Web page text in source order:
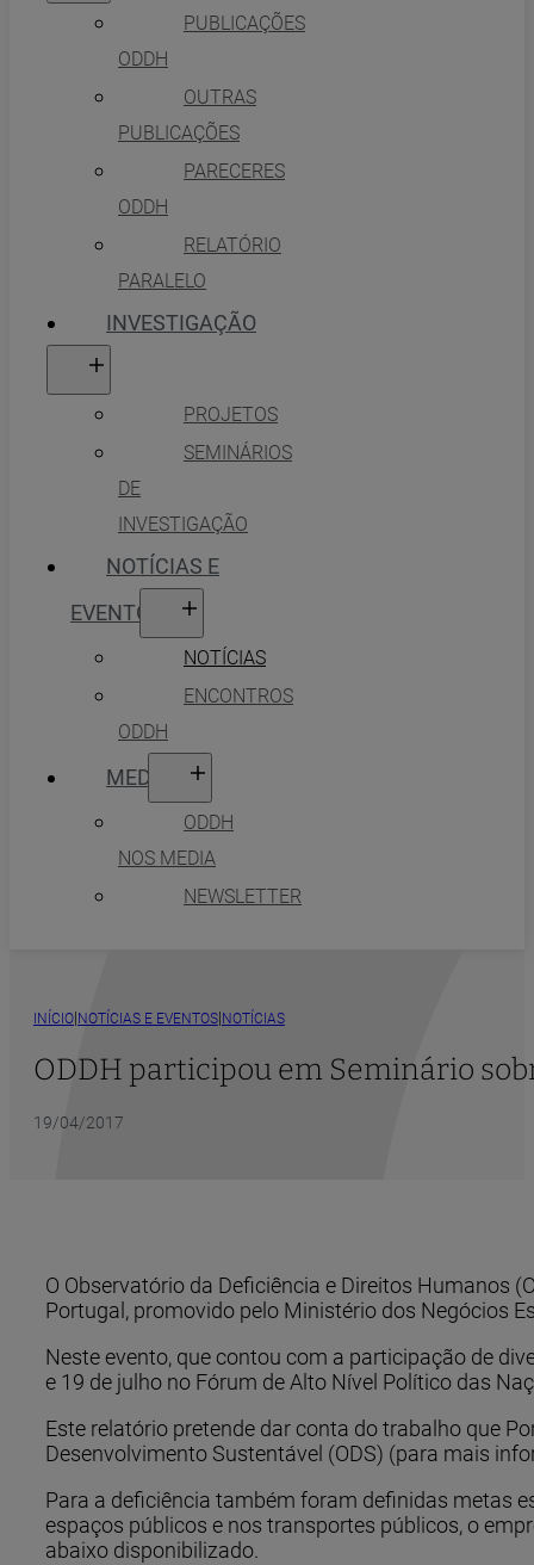
PUBLICAÇÕES
ODDH
OUTRAS
PUBLICAÇÕES
PARECERES
ODDH
RELATÓRIO
PARALELO
INVESTIGAÇÃO
PROJETOS
SEMINÁRIOS
DE
INVESTIGAÇÃO
NOTÍCIAS E
EVENTOS
NOTÍCIAS
ENCONTROS
ODDH
MEDIA
ODDH
NOS MEDIA
NEWSLETTER
INÍCIO|NOTÍCIAS E EVENTOS|NOTÍCIAS
ODDH participou em Seminário
19/04/2017
O Observatório da Deficiência e Direitos Humanos
Portugal, promovido pelo Ministério dos Negócios
Neste evento, que contou com a participação de
e 19 de julho no Fórum de Alto Nível Político das
Este relatório pretende dar conta do trabalho que
Desenvolvimento Sustentável (ODS) (para mais
Para a deficiência também foram definidas metas
espaços públicos e nos transportes públicos, o
abaixo disponibilizado.